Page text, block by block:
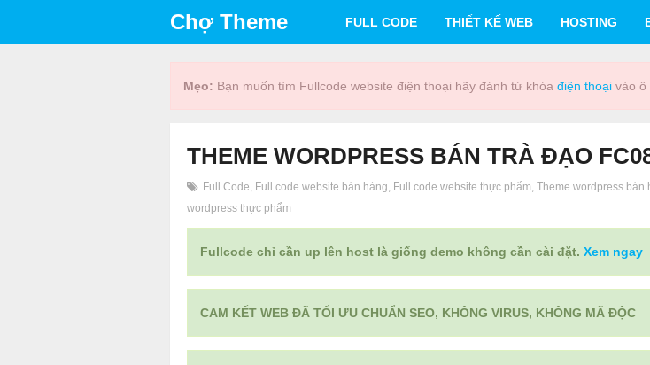
Chợ Theme FULL CODE THIẾT KẾ WEB HOSTING
Mẹo: Bạn muốn tìm Fullcode website điện thoại hãy đánh từ khóa điện thoại vào ô
THEME WORDPRESS BÁN TRÀ ĐẠO
Full Code, Full code website bán hàng, Full code website thực phẩm, Theme wordpress bán
wordpress thực phẩm
Fullcode chỉ cần up lên host là giống demo không cần cài đặt. Xem ngay
CAM KẾT WEB ĐÃ TỐI ƯU CHUẨN SEO, KHÔNG VIRUS, KHÔNG MÃ ĐỘC